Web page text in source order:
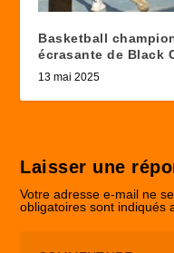
Basketball
écrasante de Black
13 mai 2025
Laisser une
Votre adresse e-mail ne
obligatoires sont indiqués